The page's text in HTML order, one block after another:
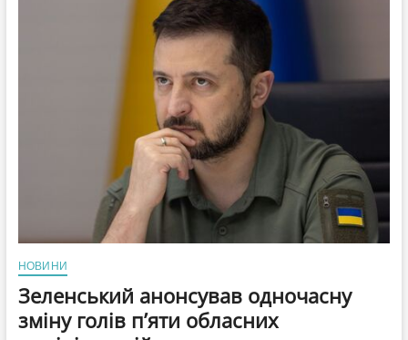
НОВИНИ
Зеленський анонсував одночасну
зміну голів п’яти обласних